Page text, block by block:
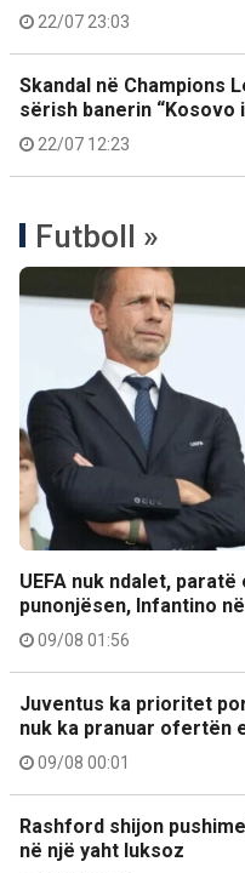
22/07 23:03
Skandal në Champions
sërish banerin “Kosovo
22/07 12:23
Futboll »
UEFA nuk ndalet,
punonjësen, Infantino
09/08 01:56
Juventus ka prioritet
nuk ka pranuar ofertën
09/08 00:01
Rashford shijon
në një yaht luksoz